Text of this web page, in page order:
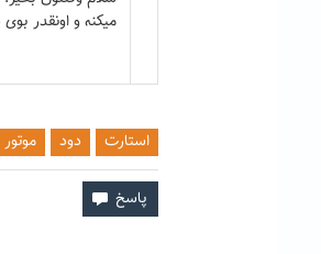
میکنه و اونقدر
استارت دود موتور